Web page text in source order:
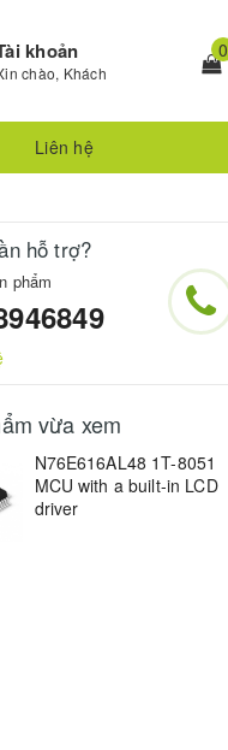
khoản
chào, Khách
0
Liên hệ
hỗ trợ?
phẩm
vừa xem
N76E616AL48 1T-8051
MCU with a built-in LCD
driver